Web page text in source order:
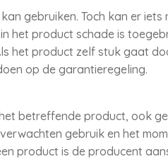
gebruiken. Toch kan er iets
het product schade is
het product zelf stuk gaat
op de garantieregeling.
betreffende product, ook
gebruik en het
product is de producent